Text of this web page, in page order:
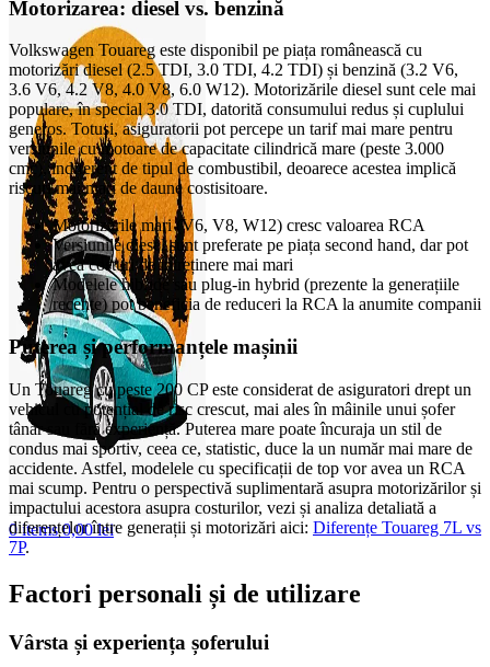
0items 0,00lei
Motorizarea: diesel vs. benzină
Volkswagen Touareg este disponibil pe piața românească cu
motorizări diesel (2.5 TDI, 3.0 TDI, 4.2 TDI) și benzină (3.2 V6,
3.6 V6, 4.2 V8, 4.0 V8, 6.0 W12). Motorizările diesel sunt cele mai
populare, în special 3.0 TDI, datorită consumului redus și cuplului
generos. Totuși, asiguratorii pot percepe un tarif mai mare pentru
versiunile cu motoare de capacitate cilindrică mare (peste 3.000
cmc), indiferent de tipul de combustibil, deoarece acestea implică
riscuri mai mari de daune costisitoare.
Motorizările mari (V6, V8, W12) cresc valoarea RCA
Versiunile diesel sunt preferate pe piața second hand, dar pot
avea costuri de întreținere mai mari
Modelele hibride sau plug-in hybrid (prezente la generațiile
recente) pot beneficia de reduceri la RCA la anumite companii
Puterea și performanțele mașinii
Un Touareg cu peste 200 CP este considerat de asiguratori drept un
vehicul cu potențial de risc crescut, mai ales în mâinile unui șofer
tânăr sau fără experiență. Puterea mare poate încuraja un stil de
condus mai sportiv, ceea ce, statistic, duce la un număr mai mare de
accidente. Astfel, modelele cu specificații de top vor avea un RCA
mai scump. Pentru o perspectivă suplimentară asupra motorizărilor și
impactului acestora asupra costurilor, vezi și analiza detaliată a
diferențelor între generații și motorizări aici: Diferențe Touareg 7L vs
7P.
Factori personali și de utilizare
Vârsta și experiența șoferului